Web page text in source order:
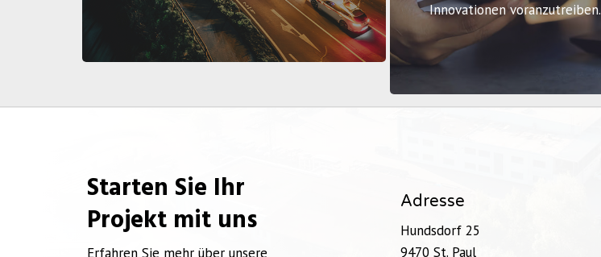
Innovationen voranzutreiben.
Starten Sie Ihr
Projekt mit uns
Erfahren Sie mehr über unsere
Adresse
Hundsdorf 25
9470 St. Paul